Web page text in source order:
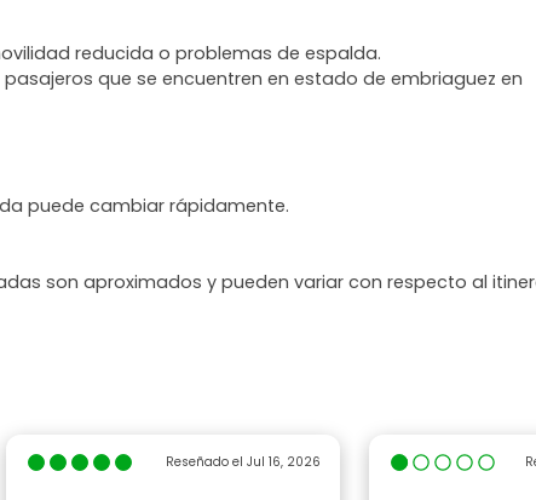
reducida o problemas de espalda.
que se encuentren en estado de embriaguez en
puede cambiar rápidamente.
son aproximados y pueden variar con respecto al
Reseñado el Jul 16, 2026